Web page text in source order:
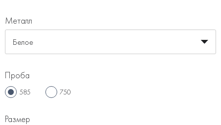
Металл
Белое
Проба
585 750
Размер